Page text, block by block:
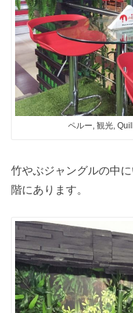
ペルー, 観光,
竹やぶジャングルの中
階にあります。